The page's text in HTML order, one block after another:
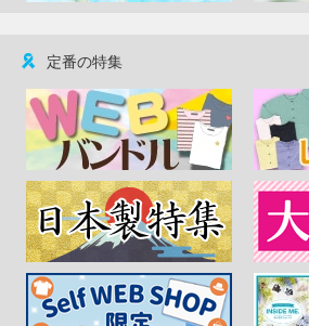
定番の特集